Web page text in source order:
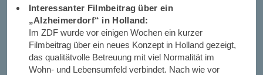
Interessanter Filmbeitrag über ein
„Alzheimerdorf“ in Holland:
Im ZDF wurde vor einigen Wochen ein kurzer
Filmbeitrag über ein neues Konzept in Holland gezeigt,
das qualitätvolle Betreuung mit viel Normalität im
Wohn- und Lebensumfeld verbindet. Nach wie vor